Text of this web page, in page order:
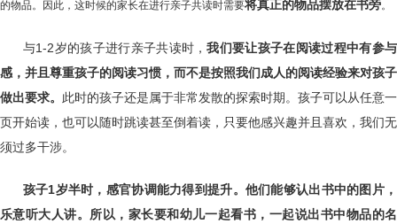
的物品。因此，这时候的家长在进行亲子共读时需要将真正的物品摆放在书旁。
与1-2岁的孩子进行亲子共读时，我们要让孩子在阅读过程中有参与
感，并且尊重孩子的阅读习惯，而不是按照我们成人的阅读经验来对孩子
做出要求。 此时的孩子还是属于非常发散的探索时期。孩子可以从任意一
页开始读，也可以随时跳读甚至倒着读，只要他感兴趣并且喜欢，我们无
须过多干涉。
孩子1岁半时， 感官协调能力得到提升。 他们能够认出书中的图片，
乐意听大人讲。 所以， 家长要和幼儿一起看书，一起说出书中物品的名